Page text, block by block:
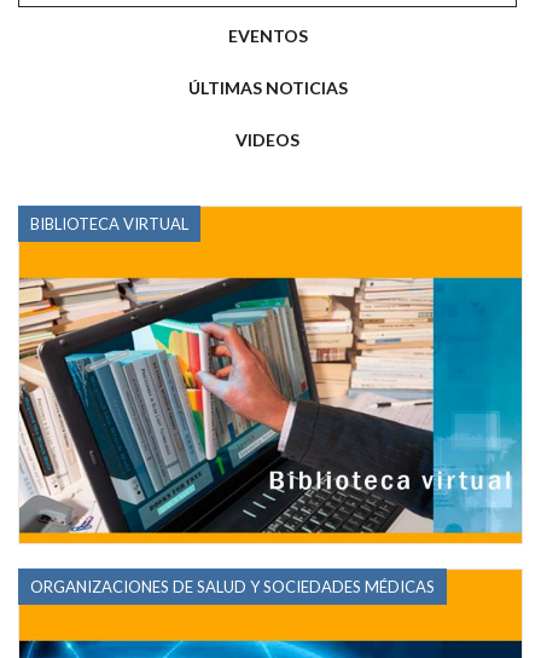
EVENTOS
ÚLTIMAS NOTICIAS
VIDEOS
BIBLIOTECA VIRTUAL
ORGANIZACIONES DE SALUD Y SOCIEDADES MÉDICAS